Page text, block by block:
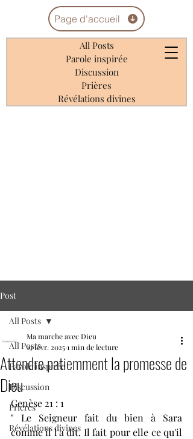
Page d'accueil
All Posts
Parole inspirée
Discussion
Prières
Révélations divines
Post
All Posts
Parole inspirée
Discussion
Prières
Révélations divines
All Posts
Attendre patiemment la promesse de
Dieu
Ma marche avec Dieu
19 févr. 20251 min de lecture
Genèse 21 : 1
" Le Seigneur fait du bien à Sara
comme il l'a dit. Il fait pour elle ce qu'il